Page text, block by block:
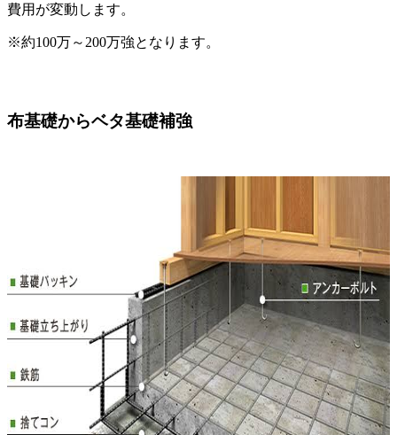
費用が変動します。
※約100万～200万強となります。
布基礎からベタ基礎補強